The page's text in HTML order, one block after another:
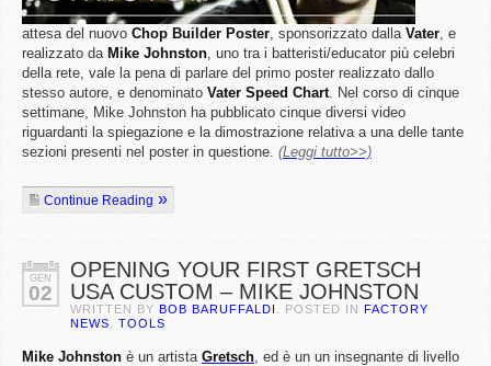
attesa del nuovo Chop Builder Poster, sponsorizzato dalla Vater, e
realizzato da Mike Johnston, uno tra i batteristi/educator più celebri
della rete, vale la pena di parlare del primo poster realizzato dallo
stesso autore, e denominato Vater Speed Chart. Nel corso di cinque
settimane, Mike Johnston ha pubblicato cinque diversi video
riguardanti la spiegazione e la dimostrazione relativa a una delle tante
sezioni presenti nel poster in questione. (Leggi tutto>>)
Continue Reading
GEN
02
OPENING YOUR FIRST GRETSCH
USA CUSTOM – MIKE JOHNSTON
WRITTEN BY BOB BARUFFALDI . POSTED IN FACTORY
NEWS
TOOLS
Mike Johnston è un artista Gretsch, ed è un un insegnante di livello